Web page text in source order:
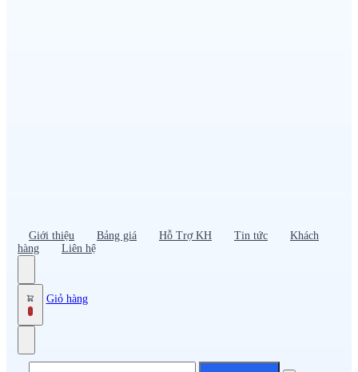
Giới thiệu Bảng giá Hỗ Trợ KH Tin tức
Khách
hàng
Liên hệ
0
Giỏ hàng